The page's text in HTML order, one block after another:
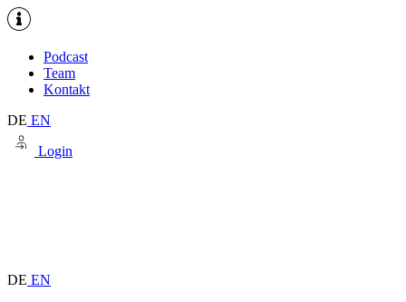
Podcast
Team
Kontakt
DE EN
Login
DE EN